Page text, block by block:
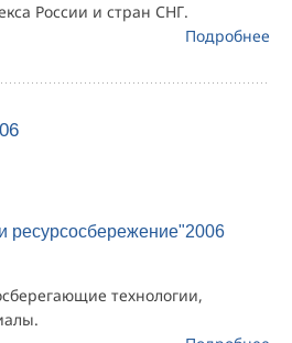
России и стран СНГ.
Подробнее
ресурсосбережение"2006
технологии,